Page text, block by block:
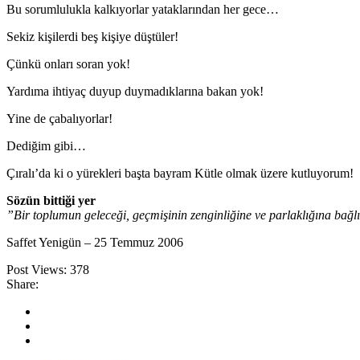
Bu sorumlulukla kalkıyorlar yataklarından her gece…
Sekiz kişilerdi beş kişiye düştüler!
Çünkü onları soran yok!
Yardıma ihtiyaç duyup duymadıklarına bakan yok!
Yine de çabalıyorlar!
Dediğim gibi…
Çıralı’da ki o yürekleri başta bayram Kütle olmak üzere kutluyorum!
Sözün bittiği yer
”Bir toplumun geleceği, geçmişinin zenginliğine ve parlaklığına
Saffet Yenigün – 25 Temmuz 2006
Post Views: 378
Share: